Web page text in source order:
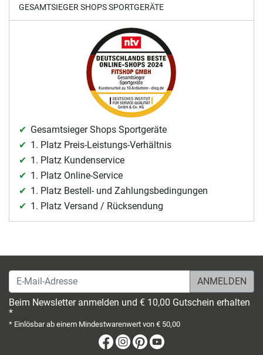
GESAMTSIEGER SHOPS SPORTGERÄTE
Gesamtsieger Shops Sportgeräte
1. Platz Preis-Leistungs-Verhältnis
1. Platz Kundenservice
1. Platz Online-Service
1. Platz Bestell- und Zahlungsbedingungen
1. Platz Versand / Rücksendung
E-Mail-Adresse
Beim Newsletter anmelden und € 10,00 Gutschein erhalten
*
* Einlösbar ab einem Mindestwarenwert von € 50,00
Facebook
Instagram
Pinterest